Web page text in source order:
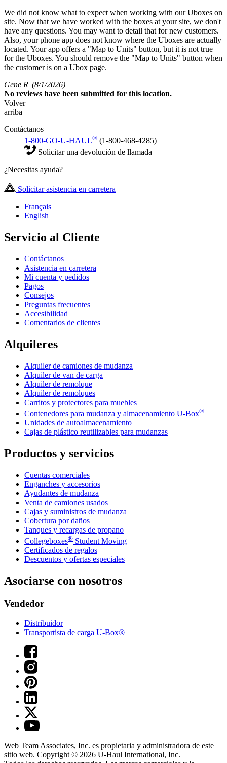
We did not know what to expect when working with our Uboxes on
site. Now that we have worked with the boxes at your site, we don't
have any questions. You may want to detail that for new customers.
Also, your phone app does not know where the Uboxes are actually
located. Your app offers a "Map to Units" button, but it is not true
for the Uboxes. You should remove the "Map to Units" button when
the customer is on a Ubox page.
Gene R (8/1/2026)
No reviews have been submitted for this location.
Volver
arriba
Contáctanos
1-800-GO-U-HAUL® (1-800-468-4285)
Solicitar una devolución de llamada
¿Necesitas ayuda?
Solicitar asistencia en carretera
Français
English
Servicio al Cliente
Contáctanos
Asistencia en carretera
Mi cuenta y pedidos
Pagos
Consejos
Preguntas frecuentes
Accesibilidad
Comentarios de clientes
Alquileres
Alquiler de camiones de mudanza
Alquiler de van de carga
Alquiler de remolque
Alquiler de remolques
Carritos y protectores para muebles
Contenedores para mudanza y almacenamiento U-Box®
Unidades de autoalmacenamiento
Cajas de plástico reutilizables para mudanzas
Productos y servicios
Cuentas comerciales
Enganches y accesorios
Ayudantes de mudanza
Venta de camiones usados
Cajas y suministros de mudanza
Cobertura por daños
Tanques y recargas de propano
Collegeboxes® Student Moving
Certificados de regalos
Descuentos y ofertas especiales
Asociarse con nosotros
Vendedor
Distribuidor
Transportista de carga U-Box®
Web Team Associates, Inc. es propietaria y administradora de este
sitio web. Copyright © 2026 U-Haul International, Inc.